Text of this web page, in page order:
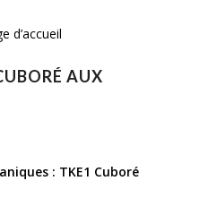
d’accueil
AUX
: TKE1 Cuboré